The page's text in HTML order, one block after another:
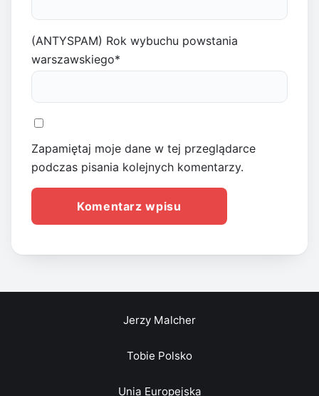
(ANTYSPAM) Rok wybuchu powstania
warszawskiego*
Zapamiętaj moje dane w tej przeglądarce
podczas pisania kolejnych komentarzy.
Jerzy Malcher
Tobie Polsko
Unia Europejska